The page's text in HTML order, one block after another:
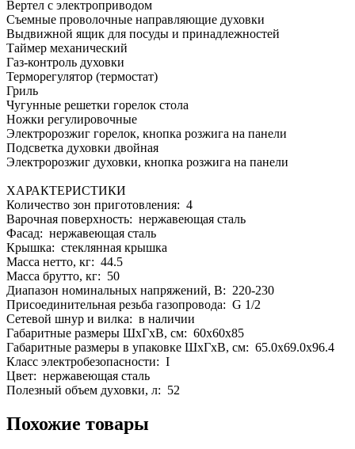
Вертел с электроприводом
Съемные проволочные направляющие духовки
Выдвижной ящик для посуды и принадлежностей
Таймер механический
Газ-контроль духовки
Терморегулятор (термостат)
Гриль
Чугунные решетки горелок стола
Ножки регулировочные
Электророзжиг горелок, кнопка розжига на панели
Подсветка духовки двойная
Электророзжиг духовки, кнопка розжига на панели
ХАРАКТЕРИСТИКИ
Количество зон приготовления: 4
Варочная поверхность: нержавеющая сталь
Фасад: нержавеющая сталь
Крышка: стеклянная крышка
Масса нетто, кг: 44.5
Масса брутто, кг: 50
Диапазон номинальных напряжений, В: 220-230
Присоединительная резьба газопровода: G 1/2
Сетевой шнур и вилка: в наличии
Габаритные размеры ШхГхВ, см: 60x60x85
Габаритные размеры в упаковке ШхГхВ, см: 65.0x69.0x96.4
Класс электробезопасности: I
Цвет: нержавеющая сталь
Полезный объем духовки, л: 52
Похожие товары